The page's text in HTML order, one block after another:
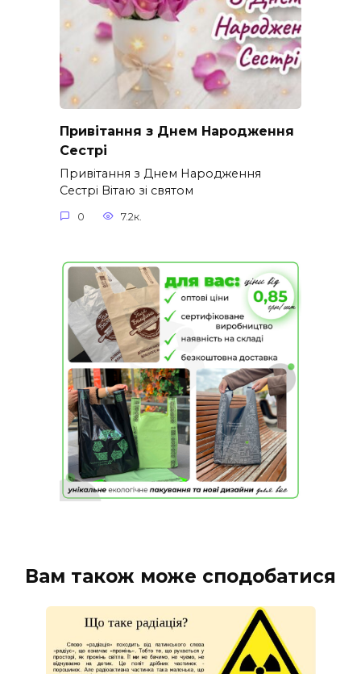
Привітання з Днем Народження
Сестрі
Привітання з Днем Народження
Сестрі Вітаю зі святом
0 7.2к.
Вам також може сподобатися